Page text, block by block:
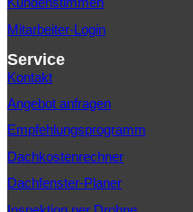
Mitarbeiter-Login
Service
Kontakt
Angebot anfragen
Empfehlungsprogramm
Dachkostenrechner
Dachfenster-Planer